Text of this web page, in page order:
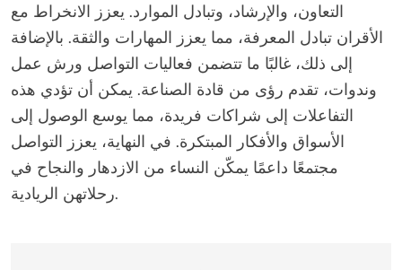
التعاون، والإرشاد، وتبادل الموارد. يعزز الانخراط مع
الأقران تبادل المعرفة، مما يعزز المهارات والثقة. بالإضافة
إلى ذلك، غالبًا ما تتضمن فعاليات التواصل ورش عمل
وندوات، تقدم رؤى من قادة الصناعة. يمكن أن تؤدي هذه
التفاعلات إلى شراكات فريدة، مما يوسع الوصول إلى
الأسواق والأفكار المبتكرة. في النهاية، يعزز التواصل
مجتمعًا داعمًا يمكّن النساء من الازدهار والنجاح في
رحلاتهن الريادية.